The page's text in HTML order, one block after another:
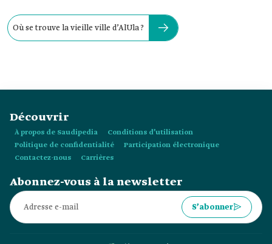
Où se trouve la vieille ville d’AlUla ?
Découvrir
À propos de Saudipedia
Conditions d’utilisation
Politique de confidentialité
Participation électronique
Contactez-nous
Carrières
Abonnez-vous à la newsletter
S’abonner